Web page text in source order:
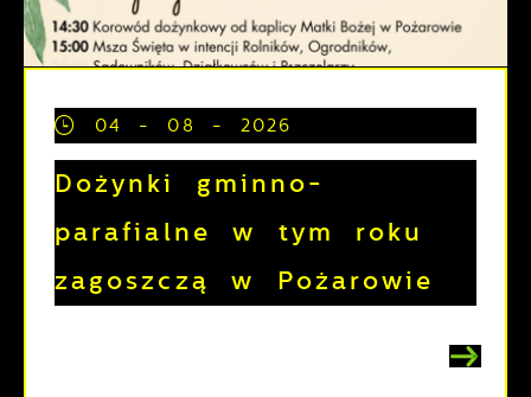
04 - 08 - 2026
Dożynki gminno-
parafialne w tym roku
zagoszczą w Pożarowie